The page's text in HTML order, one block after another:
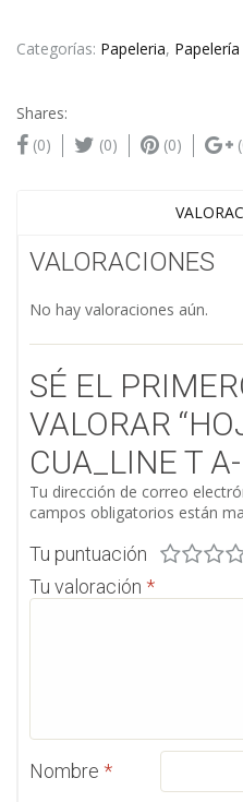
Categorías: Papeleria,
Shares:
(0)
(0) (0)
VALORACIONES
No hay valoraciones aún.
SÉ EL
VALORAR
CUA_LINE T
Tu dirección de correo
campos obligatorios están
Tu puntuación
Tu valoración *
Nombre *